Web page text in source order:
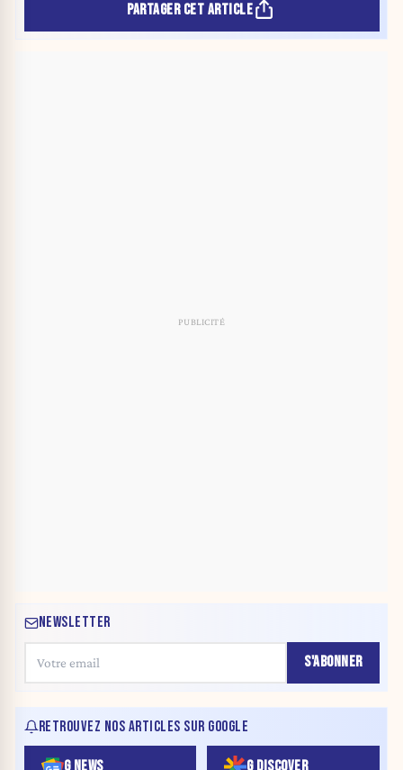
PARTAGER CET ARTICLE
NEWSLETTER
S'ABONNER
RETROUVEZ NOS ARTICLES SUR GOOGLE
G NEWS G DISCOVER